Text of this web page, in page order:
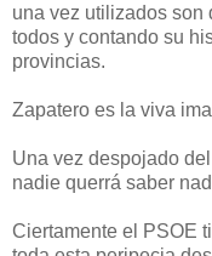
una vez utilizados son
todos y contando su
provincias.
Zapatero es la viva
Una vez despojado
nadie querrá saber
Ciertamente el PSOE